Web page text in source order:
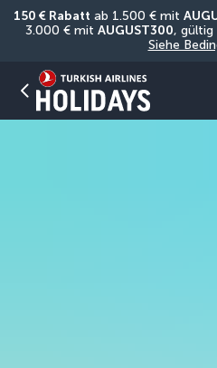
150 € Rabatt ab 1.500 € mit
3.000 € mit AUGUST300
Siehe